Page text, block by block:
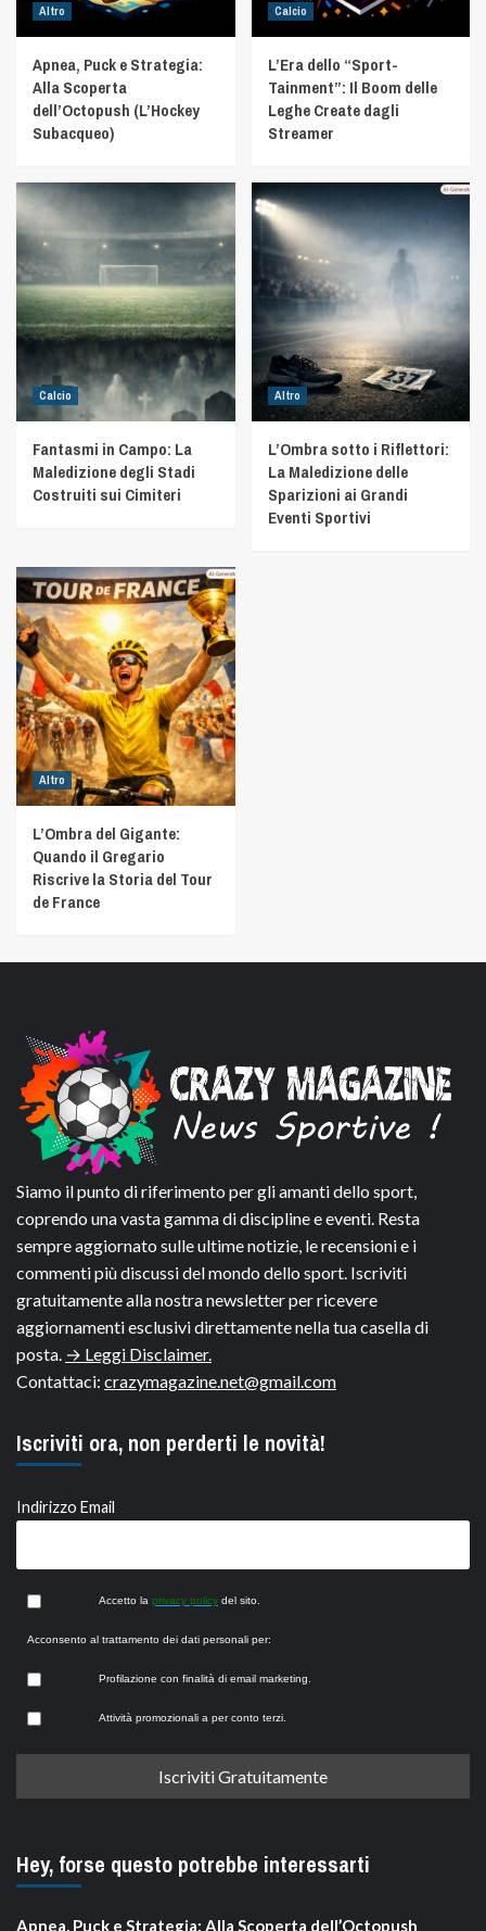
Altro
Apnea, Puck e Strategia:
Alla Scoperta
dell’Octopush (L’Hockey
Subacqueo)
Calcio
L’Era dello “Sport-
Tainment”: Il Boom delle
Leghe Create dagli
Streamer
Calcio
Fantasmi in Campo: La
Maledizione degli Stadi
Costruiti sui Cimiteri
Altro
L’Ombra sotto i Riflettori:
La Maledizione delle
Sparizioni ai Grandi
Eventi Sportivi
Altro
L’Ombra del Gigante:
Quando il Gregario
Riscrive la Storia del Tour
de France
Siamo il punto di riferimento per gli amanti dello sport,
coprendo una vasta gamma di discipline e eventi. Resta
sempre aggiornato sulle ultime notizie, le recensioni e i
commenti più discussi del mondo dello sport. Iscriviti
gratuitamente alla nostra newsletter per ricevere
aggiornamenti esclusivi direttamente nella tua casella di
posta. → Leggi Disclaimer.
Contattaci: crazymagazine.net@gmail.com
Iscriviti ora, non perderti le novità!
Indirizzo Email
Accetto la privacy policy del sito.
Acconsento al trattamento dei dati personali per:
Profilazione con finalità di email marketing.
Attività promozionali a per conto terzi.
Hey, forse questo potrebbe interessarti
Apnea, Puck e Strategia: Alla Scoperta dell’Octopush